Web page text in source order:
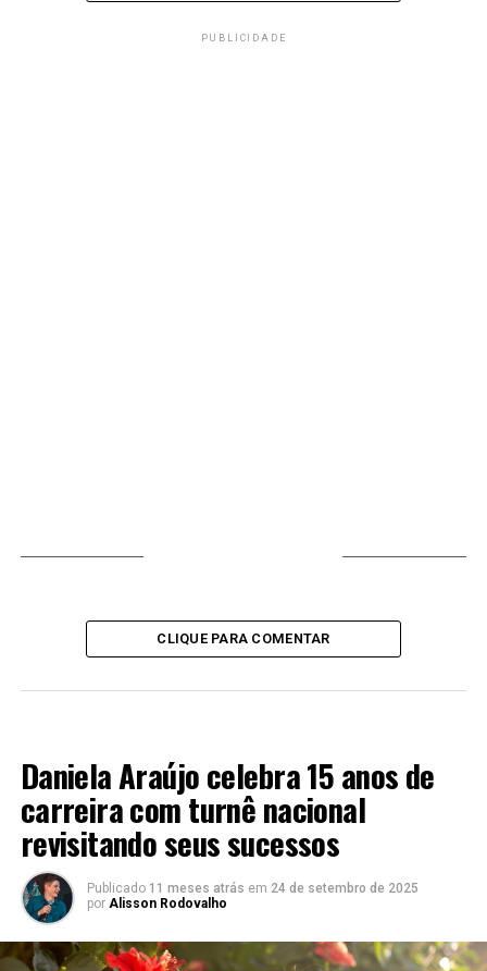
PUBLICIDADE
CLIQUE PARA COMENTAR
Daniela Araújo celebra 15 anos de
carreira com turnê nacional
revisitando seus sucessos
Publicado 11 meses atrás em 24 de setembro de 2025
por Alisson Rodovalho